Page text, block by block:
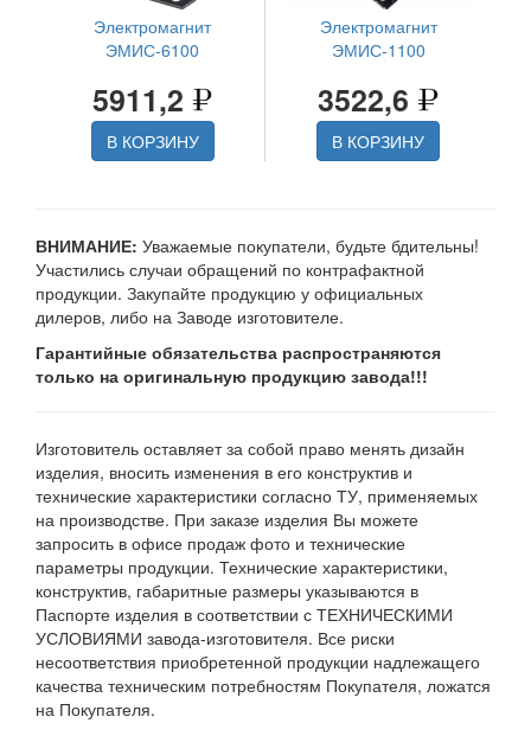
Электромагнит
ЭМИС-6100
5911,2
В КОРЗИНУ
Электромагнит
ЭМИС-1100
3522,6
В КОРЗИНУ
ВНИМАНИЕ: Уважаемые покупатели, будьте бдительны!
Участились случаи обращений по контрафактной
продукции. Закупайте продукцию у официальных
дилеров, либо на Заводе изготовителе.
Гарантийные обязательства распространяются
только на оригинальную продукцию завода!!!
Изготовитель оставляет за собой право менять дизайн
изделия, вносить изменения в его конструктив и
технические характеристики согласно ТУ, применяемых
на производстве. При заказе изделия Вы можете
запросить в офисе продаж фото и технические
параметры продукции. Технические характеристики,
конструктив, габаритные размеры указываются в
Паспорте изделия в соответствии с ТЕХНИЧЕСКИМИ
УСЛОВИЯМИ завода-изготовителя. Все риски
несоответствия приобретенной продукции надлежащего
качества техническим потребностям Покупателя, ложатся
на Покупателя.